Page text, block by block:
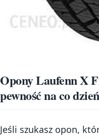
Opony Laufenn X
pewność na co dzień
Jeśli szukasz opon,